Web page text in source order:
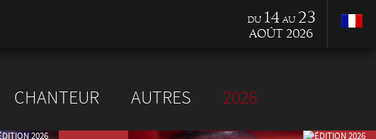
du 14 au 23
Août 2026
CHANTEUR AUTRES 2026